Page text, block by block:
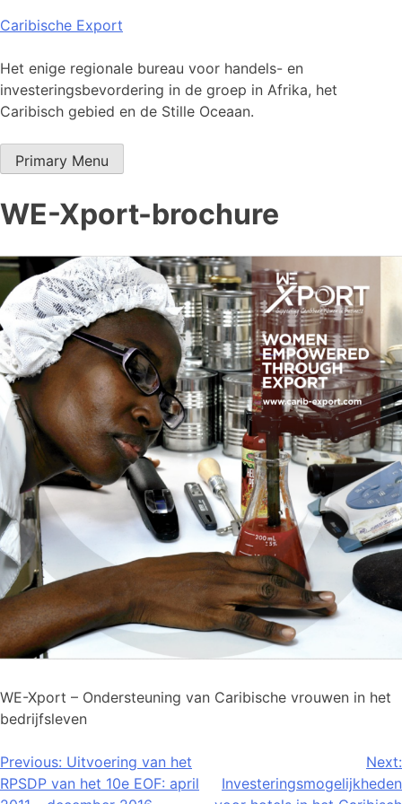
Skip
content
Caribische Export
Het enige regionale bureau voor handels- en
investeringsbevordering in de groep in Afrika, het
Caribisch gebied en de Stille Oceaan.
Primary Menu
WE-Xport-brochure
WE-Xport – Ondersteuning van Caribische vrouwen in het
bedrijfsleven
Bericht
navigatie
Previous: Uitvoering van het
RPSDP van het 10e EOF: april
Next:
Investeringsmogelijkheden